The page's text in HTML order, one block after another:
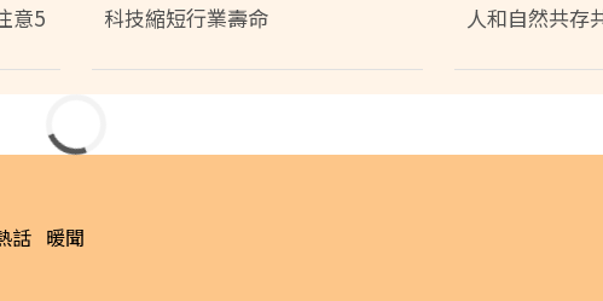
意5
科技縮短行業壽命 人和自然共存